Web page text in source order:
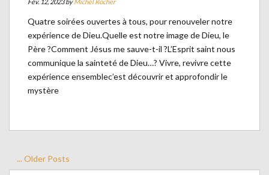
Fév. 12, 2023 byMichel Rocher
Quatre soirées ouvertes à tous, pour renouveler notre
expérience de Dieu.Quelle est notre image de Dieu, le
Père ?Comment Jésus me sauve-t-il ?L’Esprit saint nous
communique la sainteté de Dieu…? Vivre, revivre cette
expérience ensemblec’est découvrir et approfondir le
mystère
... Older Posts